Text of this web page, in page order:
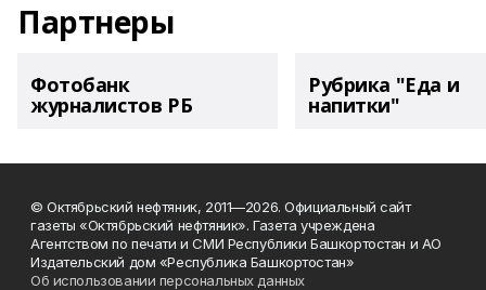
Партнеры
Фотобанк
журналистов РБ
Рубрика "Еда и
напитки"
© Октябрьский нефтяник, 2011—2026. Официальный сайт
газеты «Октябрьский нефтяник». Газета учреждена
Агентством по печати и СМИ Республики Башкортостан и АО
Издательский дом «Республика Башкортостан»
Об использовании персональных данных